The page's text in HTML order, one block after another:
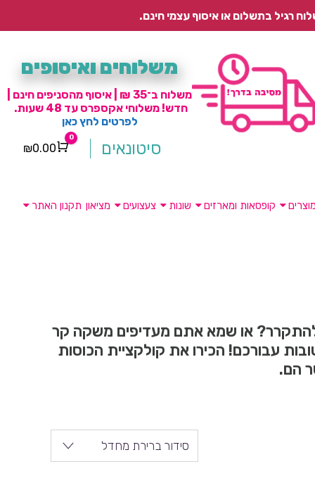
משלוחים ואיסופים
משלוח ב־35 ₪ | איסוף מהסניפים חינם |
חדש! משלוחי אקספרס עד 48 שעות.
לפרטים לחץ כאן
סיטונאים Cart
0
₪0.00
קופסאות ומארזים שונות צעצועים מציאון תקנון האתר
או שמא אתם מעדיפים משקה קר
עבורכם! הכירו את קולקציית הכוסות
הם.
סידור ברירת מחדל